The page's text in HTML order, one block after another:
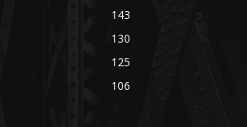
143
130
125
106